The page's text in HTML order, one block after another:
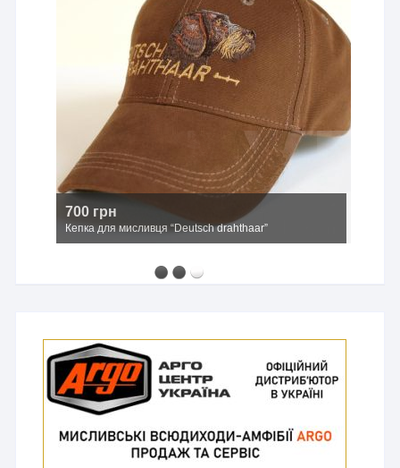
700 грн
Кепка для мисливця “Deutsch drahthaar”